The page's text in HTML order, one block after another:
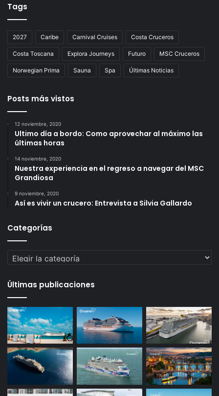
Tags
2027 Caribe Carnival Cruises Costa Cruceros
Costa Toscana Explora Journeys Futuro MSC Cruceros
Norwegian Prima Sauna Spa Últimas Noticias
Posts más vistos
12 noviembre, 2020
Ultimo día a bordo: Como aprovechar al máximo las
últimas horas
14 noviembre, 2020
Nuestra experiencia en el regreso a navegar del MSC
Grandiosa
9 noviembre, 2020
Así es vivir un crucero: Entrevista a Silvia Gallardo
Categorías
Categorías
Últimas publicaciones